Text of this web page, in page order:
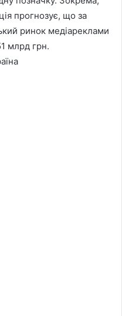
прогнозує, що за
ринок медіареклами
млрд грн.